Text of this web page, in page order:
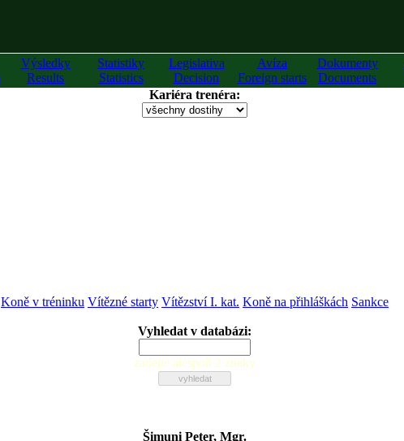
Výsledky
Results
Statistiky
Statistics
Legislativa
Decision
Avíza
Foreign starts
Dokumenty
Documents
Kariéra trenéra:
Koně v tréninku Vítězné starty Vítězství I. kat. Koně na přihláškách Sankce
Vyhledat v databázi:
zadejte alespoň 2 znaky
Šimuni Peter, Mgr.